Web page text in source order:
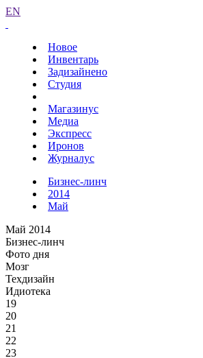
EN
Новое
Инвентарь
Задизайнено
Студия
Магазинус
Медиа
Экспресс
Иронов
Журналус
Бизнес-линч
2014
Май
Май 2014
Бизнес-линч
Фото дня
Мозг
Техдизайн
Идиотека
19
20
21
22
23